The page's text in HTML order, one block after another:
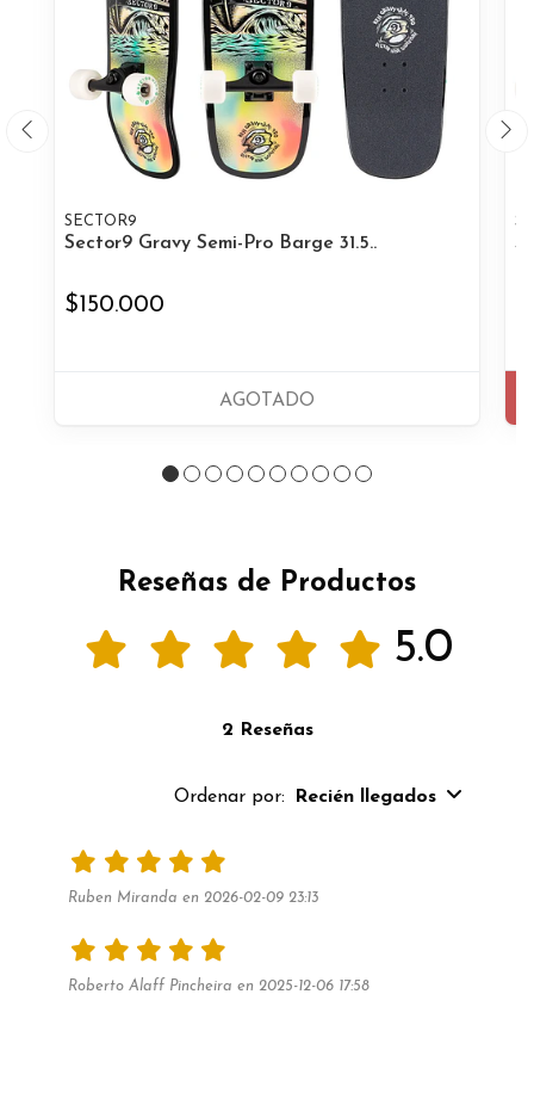
SECTOR9
Sector9 Gravy Semi-Pro Barge 31.5..
$150.000
AGOTADO
Reseñas de Productos
5.0
2 Reseñas
Ordenar por: Recién llegados
Ruben Miranda en 2026-02-09 23:13
Roberto Alaff Pincheira en 2025-12-06 17:58